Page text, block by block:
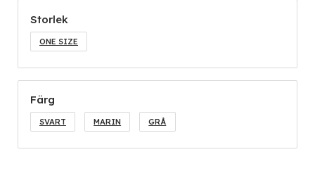
Storlek
ONE SIZE
Färg
SVART MARIN GRÅ